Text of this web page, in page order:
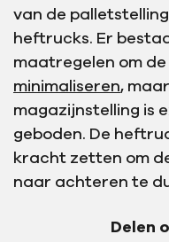
van de
heftrucks. Er
maatregelen om de
minimaliseren,
magazijnstelling is
geboden. De
kracht zetten om
naar achteren te
Delen